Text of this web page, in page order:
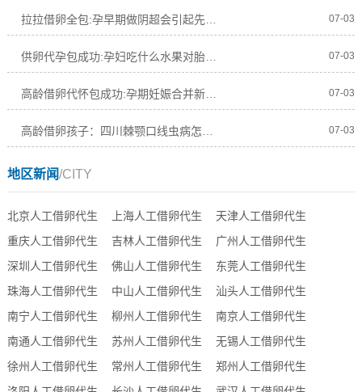
拉拉借卵全包:孕早期做阴超会引起先兆流产吗 07-03
供卵代孕包成功:孕妇吃什么水果对胎儿皮肤好 07-03
高龄借卵代怀包成功:孕期妊娠合并新生儿急进性肾小球肾炎怎么激素免疫抑制 07-03
07-03
地区新闻/CITY
北京人工借卵代生 上海人工借卵代生
天津人工借卵代生
重庆人工借卵代生
吉林人工借卵代生
广州人工借卵代生
深圳人工借卵代生
佛山人工借卵代生
东莞人工借卵代生
珠海人工借卵代生
中山人工借卵代生
汕头人工借卵代生
南宁人工借卵代生
柳州人工借卵代生
南京人工借卵代生
南通人工借卵代生
苏州人工借卵代生
无锡人工借卵代生
徐州人工借卵代生
常州人工借卵代生
郑州人工借卵代生